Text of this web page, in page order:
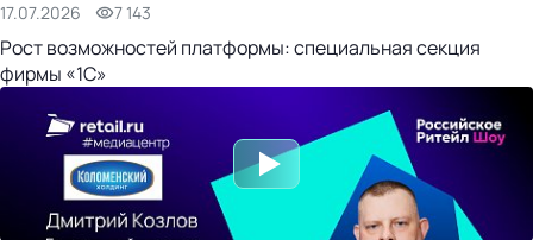
17.07.2026 7 143
Рост возможностей платформы: специальная секция
фирмы «1С»